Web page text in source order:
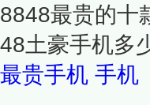
8848最贵的十
48土豪手机多
最贵手机 手机